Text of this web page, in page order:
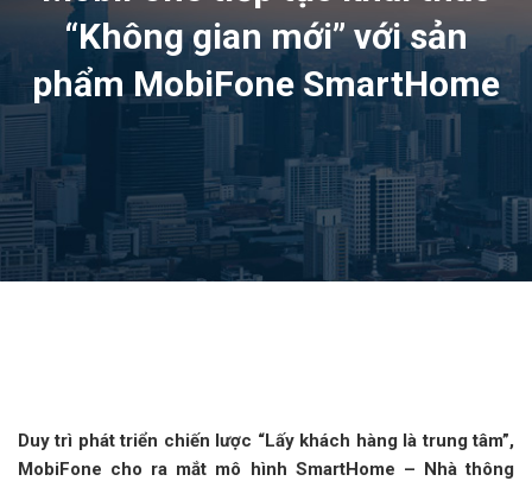
“Không gian mới” với sản
phẩm MobiFone SmartHome
Duy trì phát triển chiến lược “Lấy khách hàng là trung tâm”,
MobiFone cho ra mắt mô hình SmartHome – Nhà thông